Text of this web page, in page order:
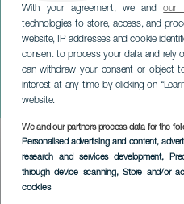
With your agreement, we andour
technologies to store, access, and
website, IP addresses and cookie
consent to process your data and rely
can withdraw your consent or object
interest at any time by clicking on
website.
We and our partners process data for the
Personalised advertising and content,
research and services development,
through device scanning, Store and/or
cookies
Tributo a Adele
TENERIFE
Imagen
Listado